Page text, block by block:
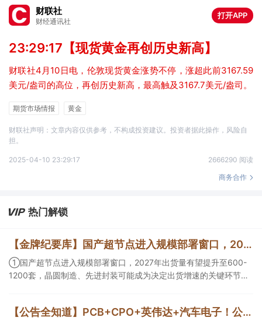
财联社
财经通讯社
打开APP
23:29:17【现货黄金再创历史新高】
财联社4月10日电，伦敦现货黄金涨势不停，涨超此前3167.59
美元/盎司的高位，再创历史新高，最高触及3167.7美元/盎司。
期货市场情报 黄金
财联社声明：文章内容仅供参考，不构成投资建议。投资者据此操作，风险自
担。
2025-04-10 23:29:17
2666290 阅读
商务合作
热门解锁
【金牌纪要库】国产超节点进入规模部署窗口，2027年出货量有望提升至600-1200套，晶圆制造、先进封装可能成为决定出货增速的关键环节
①国产超节点进入规模部署窗口，2027年出货量有望提升至600-
1200套，晶圆制造、先进封装可能成为决定出货增速的关键环节；
换芯片已经由送样验证逐步进入小批量应用，中低速率产品替代有【公告全知道】PCB+CPO+英伟达+汽车电子！公司已批量供货800G光模块